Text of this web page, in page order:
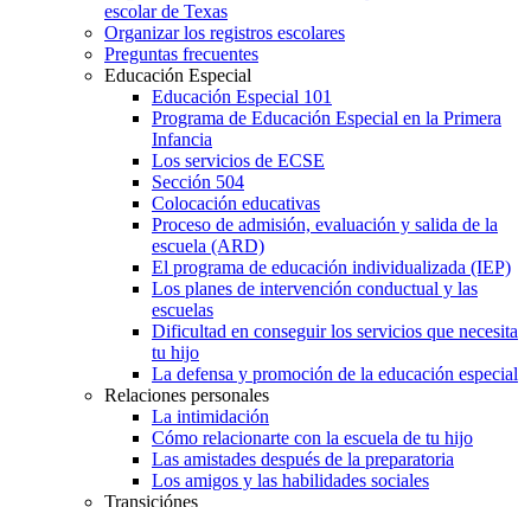
escolar de Texas
Organizar los registros escolares
Preguntas frecuentes
Educación Especial
Educación Especial 101
Programa de Educación Especial en la Primera
Infancia
Los servicios de ECSE
Sección 504
Colocación educativas
Proceso de admisión, evaluación y salida de la
escuela (ARD)
El programa de educación individualizada (IEP)
Los planes de intervención conductual y las
escuelas
Dificultad en conseguir los servicios que necesita
tu hijo
La defensa y promoción de la educación especial
Relaciones personales
La intimidación
Cómo relacionarte con la escuela de tu hijo
Las amistades después de la preparatoria
Los amigos y las habilidades sociales
Transiciónes